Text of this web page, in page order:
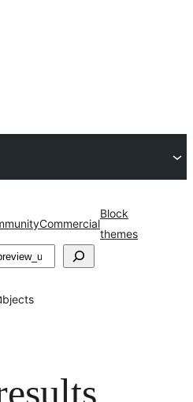
Commercial
Block
themes